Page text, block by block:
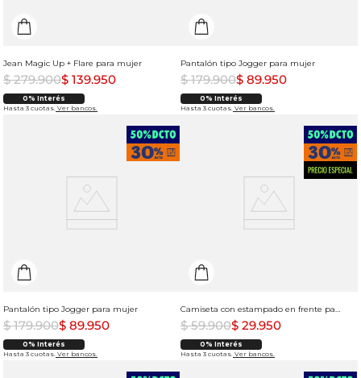
Jean Magic Up + Flare para mujer
$ 279.900$ 139.950
0% Interés
Hasta 3 cuotas. Ver bancos.
Pantalón tipo Jogger para mujer
$ 179.900$ 89.950
0% Interés
Hasta 3 cuotas. Ver bancos.
Pantalón tipo Jogger para mujer
$ 179.900$ 89.950
0% Interés
Hasta 3 cuotas. Ver bancos.
Camiseta con estampado en frente para mujer
$ 59.900$ 29.950
0% Interés
Hasta 3 cuotas. Ver bancos.